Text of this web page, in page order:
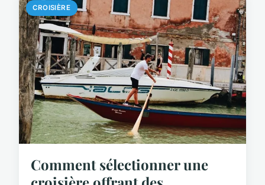
CROISIÈRE
Comment sélectionner une